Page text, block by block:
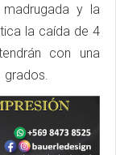
y la
la caída de 4
con una